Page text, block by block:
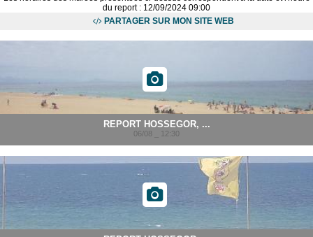
du report : 12/09/2024 09:00
PARTAGER SUR MON SITE WEB
REPORT HOSSEGOR, ...
06/08 _ 12:30